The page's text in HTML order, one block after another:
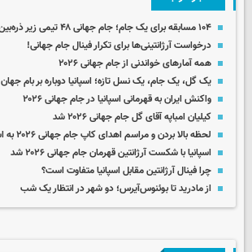
۱۰۴ مسابقه برای یک جام؛ جام جهانی ۴۸ تیمی زیر ذره‌بین اعداد
درخواست آرژانتینی‌ها برای تکرار فینال جام جهانی!
همه آمارهای خواندنی از جام جهانی ۲۰۲۶
یک گل، یک جام، یک نسل تازه؛ اسپانیا دوباره بر بام جهان
واکنش ایران به قهرمانی اسپانیا در جام جهانی ۲۰۲۶
کیلیان امباپه آقای گل جام جهانی ۲۰۲۶ شد
لحظه بالا بردن و مراسم اهدای کاپ جام جهانی ۲۰۲۶ به اسپانیا + فیلم
اسپانیا با شکست آرژانتین قهرمان جام جهانی ۲۰۲۶ شد
چرا فینال آرژانتین مقابل اسپانیا متفاوت است؟
از مادرید تا بوئنوس‌آیرس؛ دو شهر در انتظار یک شب